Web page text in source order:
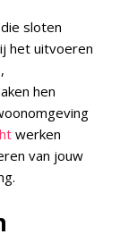
sloten
het uitvoeren
hen
werken
van jouw